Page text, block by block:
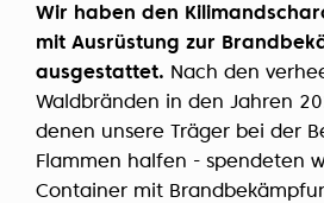
Wir haben den
mit Ausrüstung zur
ausgestattet. Nach den
Waldbränden in den Jahren
denen unsere Träger bei der
Flammen halfen - spendeten
Container mit